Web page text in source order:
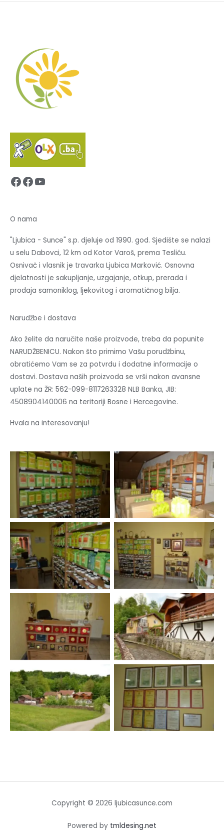
Facebook
Facebook
YouTube
O nama
"Ljubica - Sunce" s.p. djeluje od 1990. god. Sjedište se nalazi
u selu Dabovci, 12 km od Kotor Varoš, prema Tesliću.
Osnivač i vlasnik je travarka Ljubica Marković. Osnovna
djelatnosti je sakupljanje, uzgajanje, otkup, prerada i
prodaja samoniklog, ljekovitog i aromatičnog bilja.
Narudžbe i dostava
Ako želite da naručite naše proizvode, treba da popunite
NARUDŽBENICU. Nakon što primimo Vašu porudžbinu,
obratićemo Vam se za potvrdu i dodatne informacije o
dostavi. Dostava naših proizvoda se vrši nakon avansne
uplate na ŽR: 562-099-8117263328 NLB Banka, JIB:
4508904140006 na teritoriji Bosne i Hercegovine.
Hvala na interesovanju!
Copyright © 2026 ljubicasunce.com
Powered by tmldesing.net